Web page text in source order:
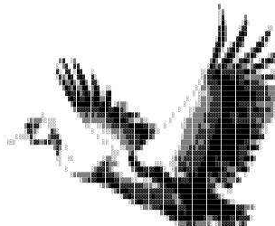
▓█▒
▓█▒
░██▒
▓█▓  ░▓█▓▒
▒█▓░ ▒▓█▓░
▓█▒ ▒██▓░
▒▓  ░▒                                              ▒█▒
░ ▒▓  ▓▓
▓░ ▓▓ ░█▓   ░
░▓▒░█▓ ▓█▓  ▓░
▒█▒▒█▒░▓█▒ ▓▓░                                  ░
▒█▓▒█▒▒██░▒█▓  ░░                             ░
▓█▓▓█▒▓█▓▒██░░▓█                            ░
▓█▓█▓▓██▓██▒▒██                          ░
▒██████▓██▓██▓ ░▒▒▒░                   ░
▒▓▓▓▓▓▓▓▓███▓▓██▓▒░                 ░
░           ░▒▒▓▒▓▒▓▓▓▓████▓▓▓█▓▓▒           ░
░▒▒▒▒░░░░░         ▒▒▒▒▒▒▒▒▓▓▓████▓▒▒░░▒░░       ░
▒█▓▓▓░  ░░░          ░░  ░░▒▒▒▓▓▓▓▓▓█████▓▓▒▒░  ░
░▓▓▒░    ▓▒░           ░   ░░░▒▒▒▒▓▓▓▓█████▓▓░░
░░░░░▓░    ▒▓▓▓░            ░    ░░▒▒▒▓▓▓▓▓███▓▒
░░░     ▒▓▓▒▒▓▓▒▒▓▓              ░░    ▒▒▒▓▓▓▓█▓░
▒▓▒ ░               ░  ░░▒▒▒▓▓▒
▓░                 ░░░   ▒▓░
░░  ░░          ░▒▒░░    ██▒
░            ░▒▓▓▒▒▒░   ▒██▓░░   ░░░
░        ░▒▓▓▓▓▒░      ▒▓██▓▓▓▓██▓░
░▒▒▒▒▒▒▓▓██▓▓▓▓▒▒░    ░▓▓▓██████▓▓░
░▒▒▓▓▓██████▓▓▒▒▒▒░░
░▒▒▒▓▓▓▒▒▒▒▒░